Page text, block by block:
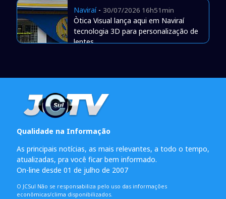
Naviraí- 30/07/2026 16h51min
Òtica Visual lança aqui em Naviraí
tecnologia 3D para personalização de
lentes
Qualidade na Informação
As principais notícias, as mais relevantes, a todo o tempo,
atualizadas, pra você ficar bem informado.
On-line desde 01 de julho de 2007
O JCSul Não se responsabiliza pelo uso das informações
econômicas/clima disponibilizados.